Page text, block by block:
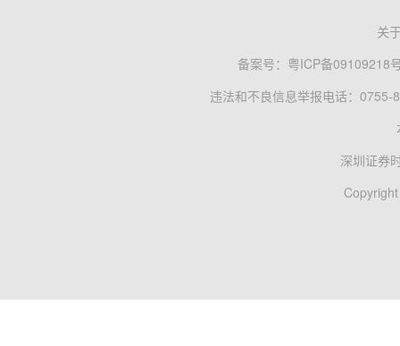
关
备案号： 粤ICP备09109218
违法和不良信息举报电话：0755-
深圳证券